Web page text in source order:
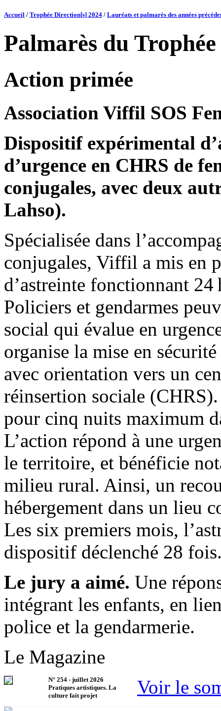
Accueil / Trophée Direction[s] 2024 / Lauréats et palmarès des années
Palmarès du
Action primée
Association Viffil SOS
Dispositif expérimental
d’urgence en CHRS de
conjugales, avec deux
Lahso).
Spécialisée dans
conjugales, Viffil a mis en
d’astreinte fonctionnant
Policiers et gendarmes
social qui évalue en
organise la mise en
avec orientation vers un
réinsertion sociale
pour cinq nuits maximum
L’action répond à une
le territoire, et bénéficie
milieu rural. Ainsi, un
hébergement dans un lieu
Les six premiers mois,
dispositif déclenché 28
Le jury a aimé. Une
intégrant les enfants, en
police et la gendarmerie.
Le Magazine
N° 254 - juillet 2026
Pratiques artistiques. La
culture fait projet
Voir le